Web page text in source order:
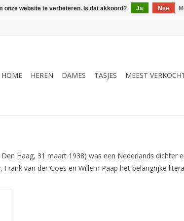
HOME HEREN DAMES TASJES MEEST
Haag, 31 maart 1938) was een Nederlands dichter
van der Goes en Willem Paap het belangrijke
onze website te verbeteren. Is dat akkoord? Ja Nee